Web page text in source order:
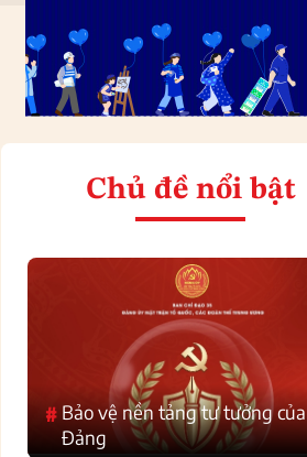
Chủ đề nổi bật
#Bảo vệ nền tảng tư tưởng của
Đảng